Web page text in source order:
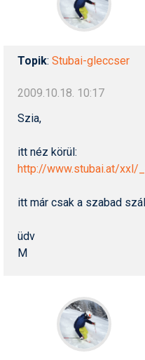
Topik: Stubai-gleccser
2009.10.18. 10:17
Szia,
itt néz körül:
http://www.stubai.at/xxl/
itt már csak a szabad
üdv
M